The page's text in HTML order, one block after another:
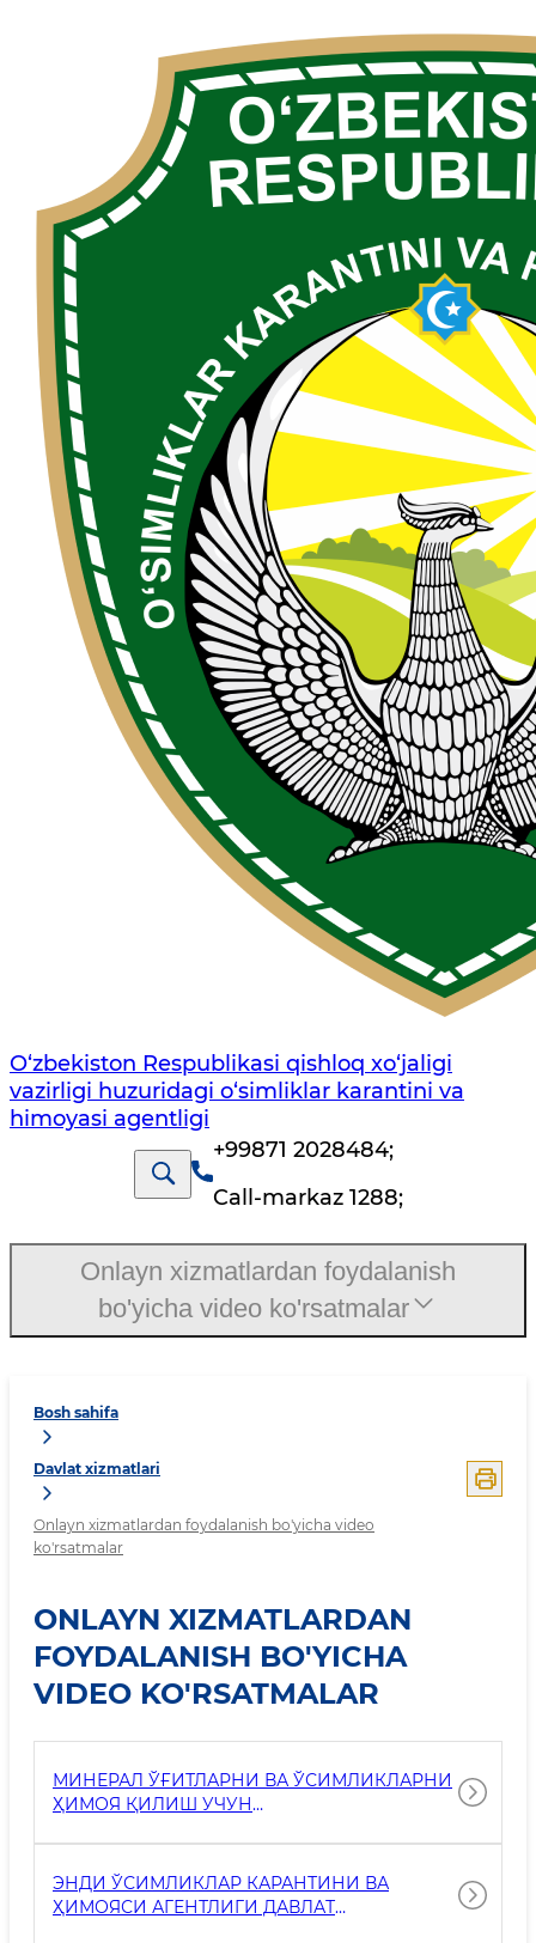
O‘zbekiston Respublikasi qishloq xo‘jaligi
vazirligi huzuridagi o‘simliklar karantini va
himoyasi agentligi
+99871 2028484;
Call-markaz 1288;
Bosh sahifa
Davlat xizmatlari
Onlayn xizmatlardan foydalanish bo'yicha video
ko'rsatmalar
ONLAYN XIZMATLARDAN
FOYDALANISH BO'YICHA
VIDEO KO'RSATMALAR
МИНЕРАЛ ЎҒИТЛАРНИ ВА ЎСИМЛИКЛАРНИ
ҲИМОЯ ҚИЛИШ УЧУН
ВОСИТАЛАРНИ ЎЗБЕКИСТОН
РЕСПУБЛИКАСИ ҲУДУДИГА ОЛИБ КИРИШ
УЧУН РУХСАТНОМАГА ЭЛЕКТРОН АРИЗА
ЮБОРИШ ТАРТИБИ.
ЭНДИ ЎСИМЛИКЛАР КАРАНТИНИ ВА
ҲИМОЯСИ АГЕНТЛИГИ ДАВЛАТ
Onlayn xizmatlardan foydalanish
bo'yicha video ko'rsatmalar